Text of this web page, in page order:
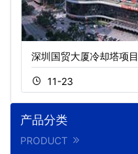
深圳国贸大厦冷却塔项目
11-23
产品分类
PRODUCT